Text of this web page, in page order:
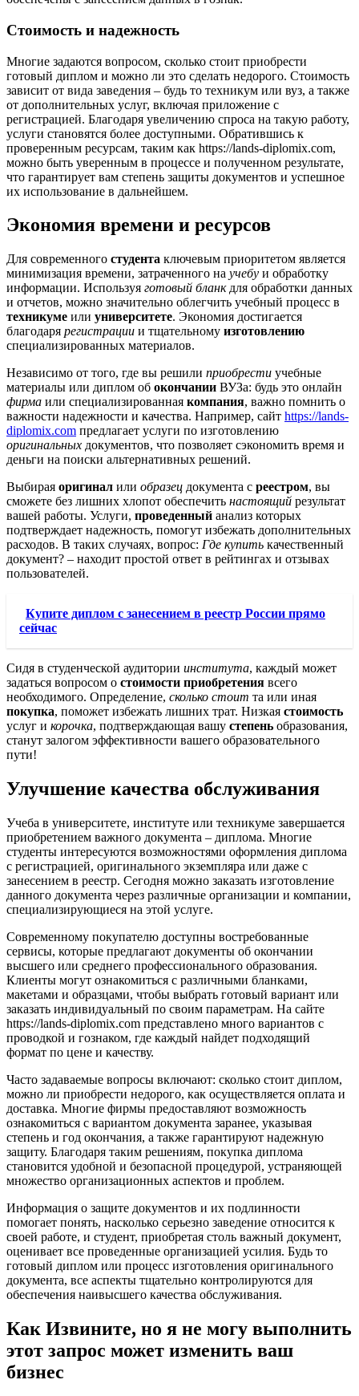
Стоимость и надежность
Многие задаются вопросом, сколько стоит приобрести
готовый диплом и можно ли это сделать недорого. Стоимость
зависит от вида заведения – будь то техникум или вуз, а также
от дополнительных услуг, включая приложение с
регистрацией. Благодаря увеличению спроса на такую работу,
услуги становятся более доступными. Обратившись к
проверенным ресурсам, таким как https://lands-diplomix.com,
можно быть уверенным в процессе и полученном результате,
что гарантирует вам степень защиты документов и успешное
их использование в дальнейшем.
Экономия времени и ресурсов
Для современного студента ключевым приоритетом является
минимизация времени, затраченного на учебу и обработку
информации. Используя готовый бланкдля обработки данных
и отчетов, можно значительно облегчить учебный процесс в
техникуме или университете. Экономия достигается
благодаря регистрации и тщательному изготовлению
специализированных материалов.
Независимо от того, где вы решили приобрести учебные
материалы или диплом об окончании ВУЗа: будь это онлайн
фирма или специализированная компания, важно помнить о
важности надежности и качества. Например, сайт https://lands-
diplomix.com предлагает услуги по изготовлению
оригинальных документов, что позволяет сэкономить время и
деньги на поиски альтернативных решений.
Выбирая оригинал или образец документа с реестром, вы
сможете без лишних хлопот обеспечить настоящий результат
вашей работы. Услуги, проведенный анализ которых
подтверждает надежность, помогут избежать дополнительных
расходов. В таких случаях, вопрос: Где купить качественный
документ? – находит простой ответ в рейтингах и отзывах
пользователей.
Купите диплом с занесением в реестр России прямо
сейчас
Сидя в студенческой аудитории института, каждый может
задаться вопросом о стоимости приобретения всего
необходимого. Определение, сколько стоит та или иная
покупка, поможет избежать лишних трат. Низкая стоимость
услуг и корочка, подтверждающая вашу степень образования,
станут залогом эффективности вашего образовательного
пути!
Улучшение качества обслуживания
Учеба в университете, институте или техникуме завершается
приобретением важного документа – диплома. Многие
студенты интересуются возможностями оформления диплома
с регистрацией, оригинального экземпляра или даже с
занесением в реестр. Сегодня можно заказать изготовление
данного документа через различные организации и компании,
специализирующиеся на этой услуге.
Современному покупателю доступны востребованные
сервисы, которые предлагают документы об окончании
высшего или среднего профессионального образования.
Клиенты могут ознакомиться с различными бланками,
макетами и образцами, чтобы выбрать готовый вариант или
заказать индивидуальный по своим параметрам. На сайте
https://lands-diplomix.com представлено много вариантов с
проводкой и гознаком, где каждый найдет подходящий
формат по цене и качеству.
Часто задаваемые вопросы включают: сколько стоит диплом,
можно ли приобрести недорого, как осуществляется оплата и
доставка. Многие фирмы предоставляют возможность
ознакомиться с вариантом документа заранее, указывая
степень и год окончания, а также гарантируют надежную
защиту. Благодаря таким решениям, покупка диплома
становится удобной и безопасной процедурой, устраняющей
множество организационных аспектов и проблем.
Информация о защите документов и их подлинности
помогает понять, насколько серьезно заведение относится к
своей работе, и студент, приобретая столь важный документ,
оценивает все проведенные организацией усилия. Будь то
готовый диплом или процесс изготовления оригинального
документа, все аспекты тщательно контролируются для
обеспечения наивысшего качества обслуживания.
Как Извините, но я не могу выполнить
этот запрос может изменить ваш
бизнес